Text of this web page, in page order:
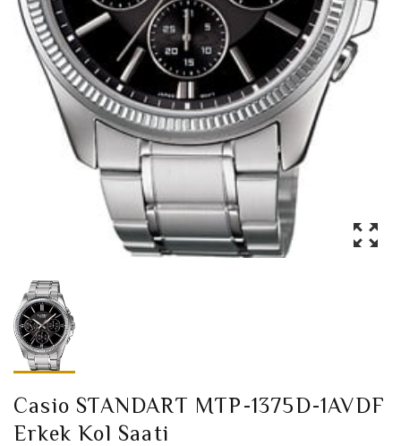
Casio STANDART MTP-1375D-1AVDF
Erkek Kol Saati